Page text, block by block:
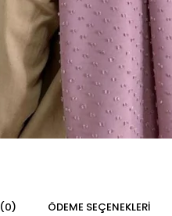
(0) ÖDEME SEÇENEKLERI